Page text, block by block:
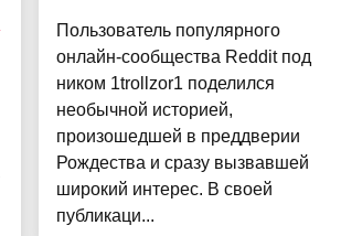
Пользователь популярного
онлайн-сообщества Reddit под
ником 1trollzor1 поделился
необычной историей,
произошедшей в преддверии
Рождества и сразу вызвавшей
широкий интерес. В своей
публикаци...